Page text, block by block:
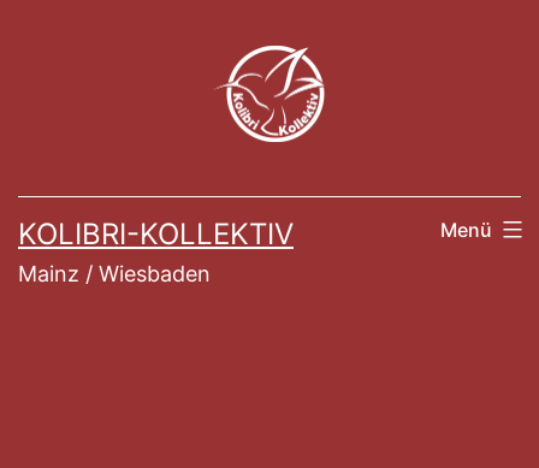
KOLIBRI-KOLLEKTIV
Mainz / Wiesbaden
Menü